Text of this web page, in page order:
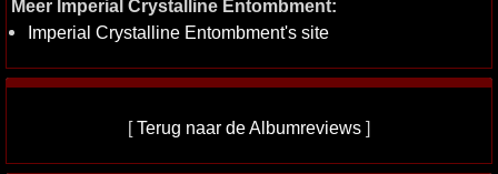
Meer Imperial Crystalline Entombment:
Imperial Crystalline Entombment's site
[Terug naar de Albumreviews ]